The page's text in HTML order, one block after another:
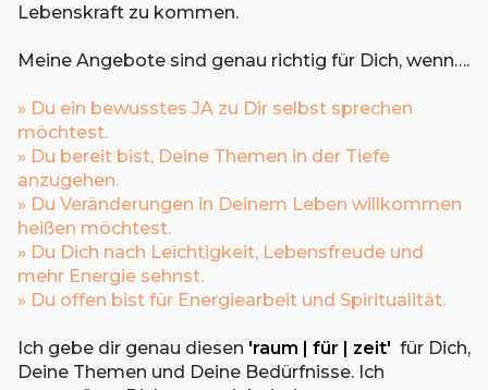
Lebenskraft zu kommen.
Meine Angebote sind genau richtig für Dich, wenn….
» Du ein bewusstes JA zu Dir selbst sprechen
möchtest.
» Du bereit bist, Deine Themen in der Tiefe
anzugehen.
» Du Veränderungen in Deinem Leben willkommen
heißen möchtest.
» Du Dich nach Leichtigkeit, Lebensfreude und
mehr Energie sehnst.
» Du offen bist für Energiearbeit und Spiritualität.
Ich gebe dir genau diesen 'raum | für | zeit' für Dich,
Deine Themen und Deine Bedürfnisse. Ich